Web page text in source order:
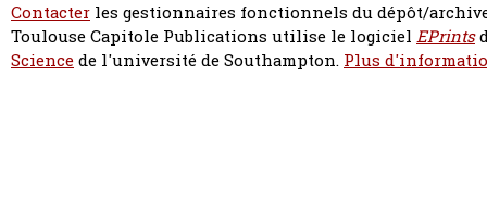
Contacter les gestionnaires fonctionnels du dépôt/
Toulouse Capitole Publications utilise le logiciel EPrints
Sciencede l'université de Southampton. Plus